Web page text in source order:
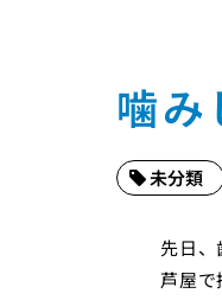
噛み
未分類
先日
芦屋